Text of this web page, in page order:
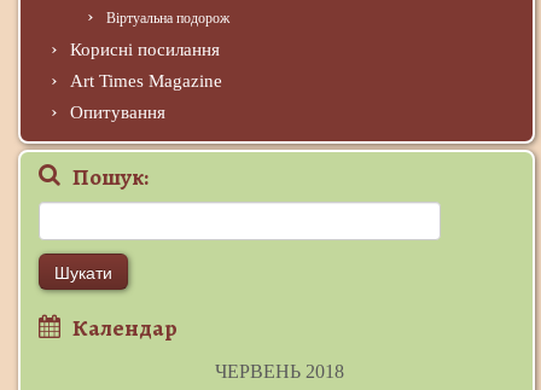
Віртуальна подорож
Корисні посилання
Art Times Magazine
Опитування
Пошук:
Календар
ЧЕРВЕНЬ 2018